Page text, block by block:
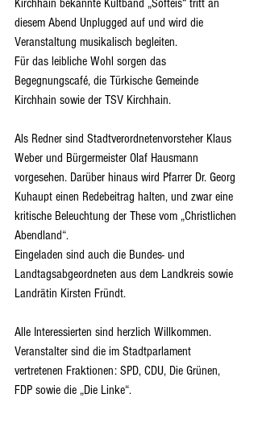
Kirchhain bekannte Kultband „Softeis“ tritt an
diesem Abend Unplugged auf und wird die
Veranstaltung musikalisch begleiten.
Für das leibliche Wohl sorgen das
Begegnungscafé, die Türkische Gemeinde
Kirchhain sowie der TSV Kirchhain.
Als Redner sind Stadtverordnetenvorsteher Klaus
Weber und Bürgermeister Olaf Hausmann
vorgesehen. Darüber hinaus wird Pfarrer Dr. Georg
Kuhaupt einen Redebeitrag halten, und zwar eine
kritische Beleuchtung der These vom „Christlichen
Abendland“.
Eingeladen sind auch die Bundes- und
Landtagsabgeordneten aus dem Landkreis sowie
Landrätin Kirsten Fründt.
Alle Interessierten sind herzlich Willkommen.
Veranstalter sind die im Stadtparlament
vertretenen Fraktionen: SPD, CDU, Die Grünen,
FDP sowie die „Die Linke“.